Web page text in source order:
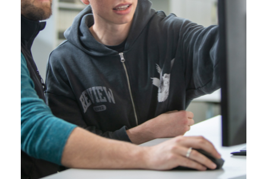
Mit insgesamt neun
Ausbildungsberufen und zwei
Studiengängen bietet Hodapp ein
vielfältiges Ausbildungsspektrum.
Diese Vielfalt ermöglicht es uns,
talentierte Nachwuchskräfte in
unterschiedlichen Fachrichtungen